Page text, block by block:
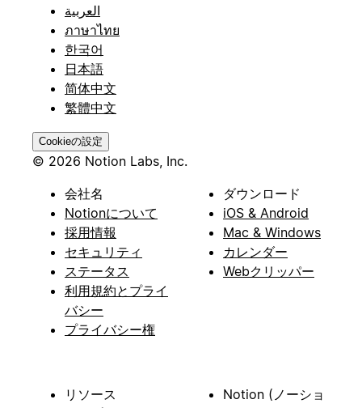
العربية
ภาษาไทย
한국어
日本語
简体中文
繁體中文
Cookieの設定
© 2026 Notion Labs, Inc.
会社名
Notionについて
採用情報
セキュリティ
ステータス
利用規約とプライ
バシー
プライバシー権
ダウンロード
iOS & Android
Mac & Windows
カレンダー
Webクリッパー
リソース
Notion (ノーショ